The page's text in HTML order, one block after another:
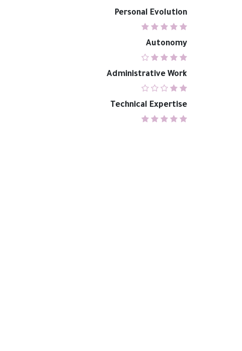
Personal Evolution
Autonomy
Administrative Work
Technical Expertise